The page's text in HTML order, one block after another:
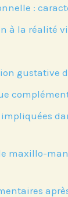
:
la réalité
gustative
maxillo-